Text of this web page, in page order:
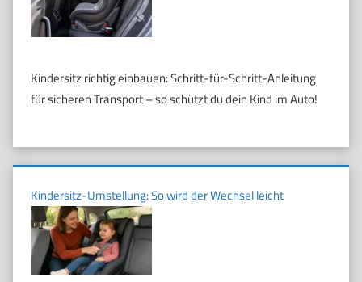
Kindersitz richtig einbauen: Schritt-für-Schritt-Anleitung
für sicheren Transport – so schützt du dein Kind im Auto!
Kindersitz-Umstellung: So wird der Wechsel leicht